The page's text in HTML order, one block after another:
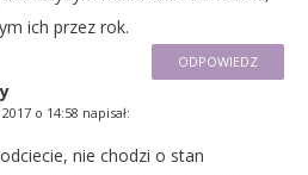
ich przez rok.
ODPOWIEDZ
o 14:58 napisał:
nie chodzi o stan